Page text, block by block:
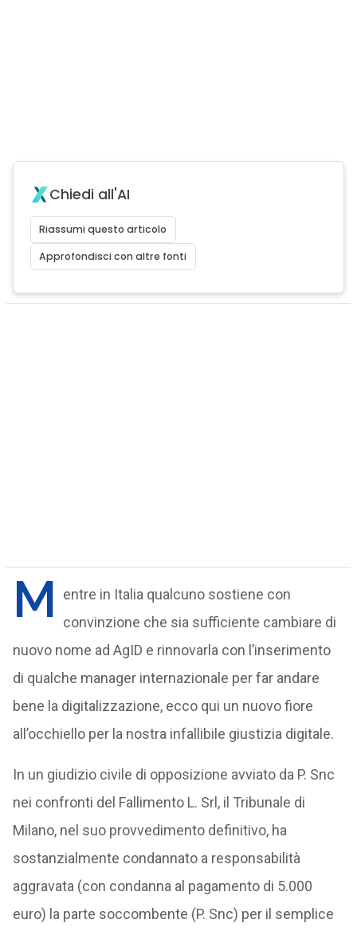
Chiedi all'AI
Riassumi questo articolo
Approfondisci con altre fonti
M
entre in Italia qualcuno sostiene con
convinzione che sia sufficiente cambiare di
nuovo nome ad AgID e rinnovarla con l’inserimento
di qualche manager internazionale per far andare
bene la digitalizzazione, ecco qui un nuovo fiore
all’occhiello per la nostra infallibile giustizia digitale.
In un giudizio civile di opposizione avviato da P. Snc
nei confronti del Fallimento L. Srl, il Tribunale di
Milano, nel suo provvedimento definitivo, ha
sostanzialmente condannato a responsabilità
aggravata (con condanna al pagamento di 5.000
euro) la parte soccombente (P. Snc) per il semplice